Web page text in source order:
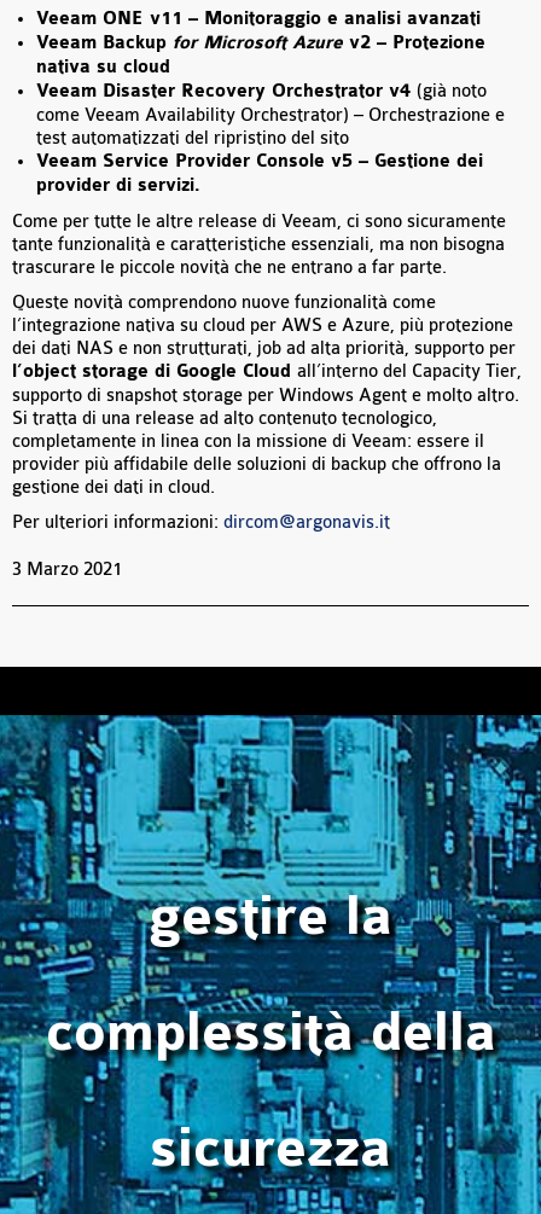
Veeam ONE v11 – Monitoraggio e analisi avanzati
Veeam Backup for Microsoft Azure v2 – Protezione
nativa su cloud
Veeam Disaster Recovery Orchestrator v4 (già noto
come Veeam Availability Orchestrator) – Orchestrazione e
test automatizzati del ripristino del sito
Veeam Service Provider Console v5 – Gestione dei
provider di servizi.
Come per tutte le altre release di Veeam, ci sono sicuramente
tante funzionalità e caratteristiche essenziali, ma non bisogna
trascurare le piccole novità che ne entrano a far parte.
Queste novità comprendono nuove funzionalità come
l’integrazione nativa su cloud per AWS e Azure, più protezione
dei dati NAS e non strutturati, job ad alta priorità, supporto per
l’object storage di Google Cloud all’interno del Capacity Tier,
supporto di snapshot storage per Windows Agent e molto altro.
Si tratta di una release ad alto contenuto tecnologico,
completamente in linea con la missione di Veeam: essere il
provider più affidabile delle soluzioni di backup che offrono la
gestione dei dati in cloud.
Per ulteriori informazioni: dircom@argonavis.it
3 Marzo 2021
gestire la
complessità della
sicurezza